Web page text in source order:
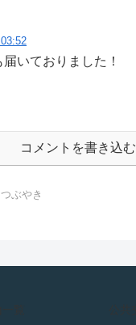
いておりました！
コメントを書き込む
つぶやき